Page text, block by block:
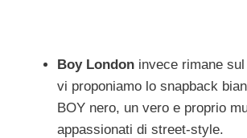
Boy London invece rimane
vi proponiamo lo snapback
BOY nero, un vero e proprio
appassionati di street-style.